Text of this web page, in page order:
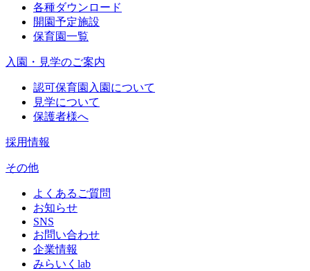
各種ダウンロード
開園予定施設
保育園一覧
入園・見学のご案内
認可保育園入園について
見学について
保護者様へ
採用情報
その他
よくあるご質問
お知らせ
SNS
お問い合わせ
企業情報
みらいくlab